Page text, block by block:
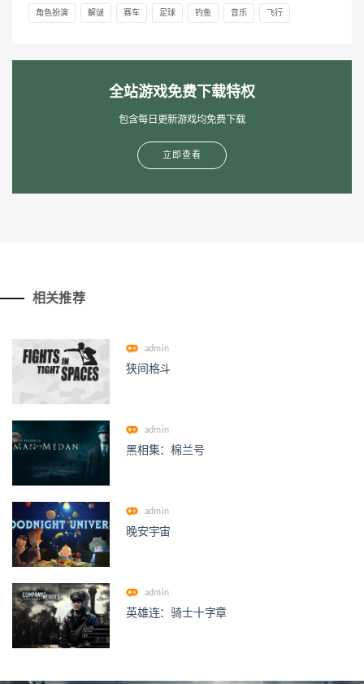
角色扮演 解谜 赛车 足球 钓鱼 音乐 飞行
全站游戏免费下载特权
包含每日更新游戏均免费下载
立即查看
相关推荐
admin
狭间格斗
admin
黑相集：棉兰号
admin
晚安宇宙
admin
英雄连：骑士十字章